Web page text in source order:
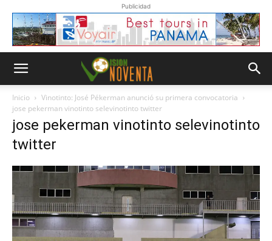
Publicidad
Inicio
Vinotinto: José Pékerman anunció su primera convocatoria
jose pekerman vinotinto selevinotinto twitter
jose pekerman vinotinto selevinotinto
twitter